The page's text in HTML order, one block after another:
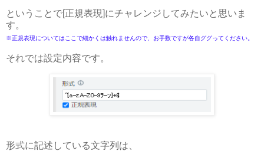
ということで[正規表現]にチャレンジしてみたいと思いま
す。
※正規表現についてはここで細かくは触れませんので、お手数ですが各自ググってください。
それでは設定内容です。
形式に記述している文字列は、